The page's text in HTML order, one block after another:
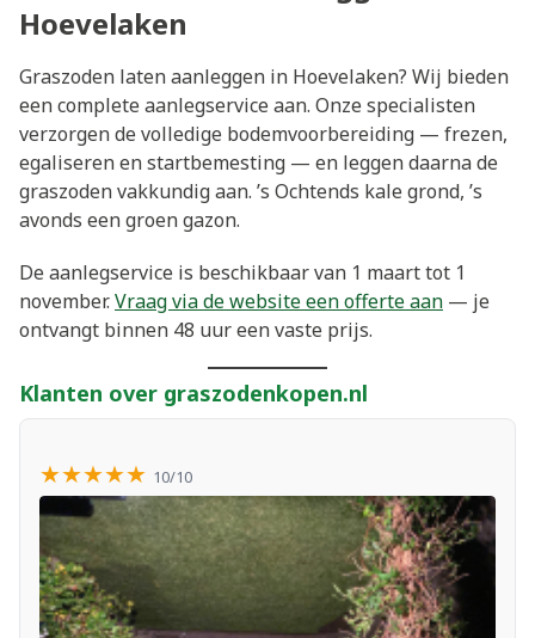
Hoevelaken
Graszoden laten aanleggen in Hoevelaken? Wij bieden
een complete aanlegservice aan. Onze specialisten
verzorgen de volledige bodemvoorbereiding — frezen,
egaliseren en startbemesting — en leggen daarna de
graszoden vakkundig aan. ’s Ochtends kale grond, ’s
avonds een groen gazon.
De aanlegservice is beschikbaar van 1 maart tot 1
november.Vraag via de website een offerte aan — je
ontvangt binnen 48 uur een vaste prijs.
Klanten over graszodenkopen.nl
★★★★★ 10/10